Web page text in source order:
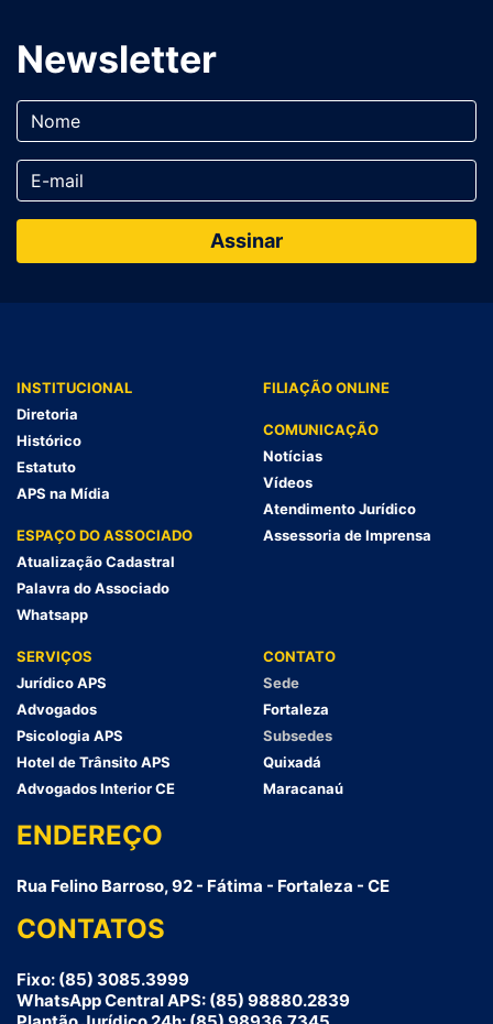
Newsletter
INSTITUCIONAL
Diretoria
Histórico
Estatuto
APS na Mídia
ESPAÇO DO ASSOCIADO
Atualização Cadastral
Palavra do Associado
Whatsapp
FILIAÇÃO ONLINE
COMUNICAÇÃO
Notícias
Vídeos
Atendimento Jurídico
Assessoria de Imprensa
SERVIÇOS
Jurídico APS
Advogados
Psicologia APS
Hotel de Trânsito APS
Advogados Interior CE
CONTATO
Sede
Fortaleza
Subsedes
Quixadá
Maracanaú
ENDEREÇO
Rua Felino Barroso, 92 - Fátima - Fortaleza - CE
CONTATOS
Fixo: (85) 3085.3999
WhatsApp Central APS: (85) 98880.2839